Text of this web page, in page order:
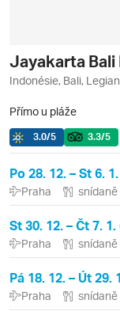
Jayakarta Bali
Indonésie, Bali, Legian
Přímo u pláže
3.0/5 3.3/5
Po 28. 12. – St 6.
Praha snídaně
St 30. 12. – Čt 7.
Praha snídaně
Pá 18. 12. – Út 29.
Praha snídaně